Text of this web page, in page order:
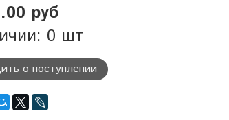
руб
0 шт
о поступлении